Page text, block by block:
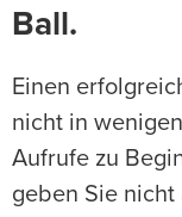
Ball.
Einen
nicht in
Aufrufe zu
geben Sie nicht